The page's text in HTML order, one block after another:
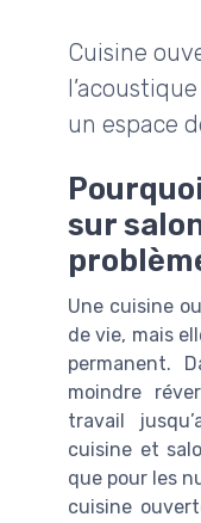
Cuisine
un espace
sur
Une cuisine
de vie, mais
permanent.
moindre
travail
cuisine et
que pour les
cuisine